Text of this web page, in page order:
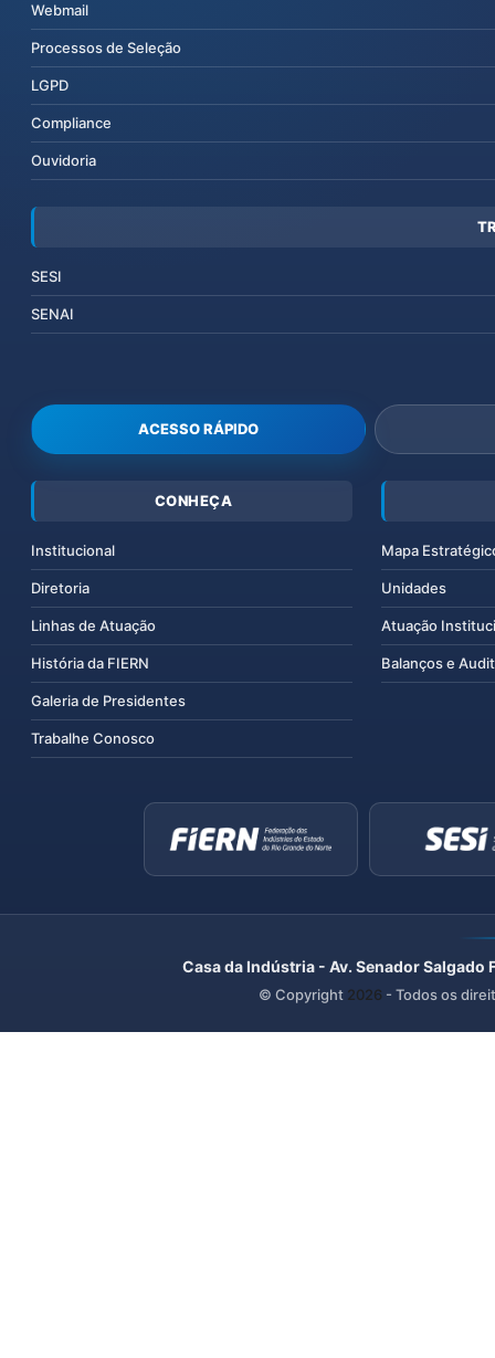
Webmail
Processos de Seleção
LGPD
Compliance
Ouvidoria
SESI
SENAI
ACESSO RÁPIDO
CONHEÇA
Institucional
Diretoria
Linhas de Atuação
História da FIERN
Galeria de Presidentes
Trabalhe Conosco
Mapa
Unidades
Atuação
Balanços e
Casa da Indústria - Av. Senador
© Copyright 2026 - Todos os